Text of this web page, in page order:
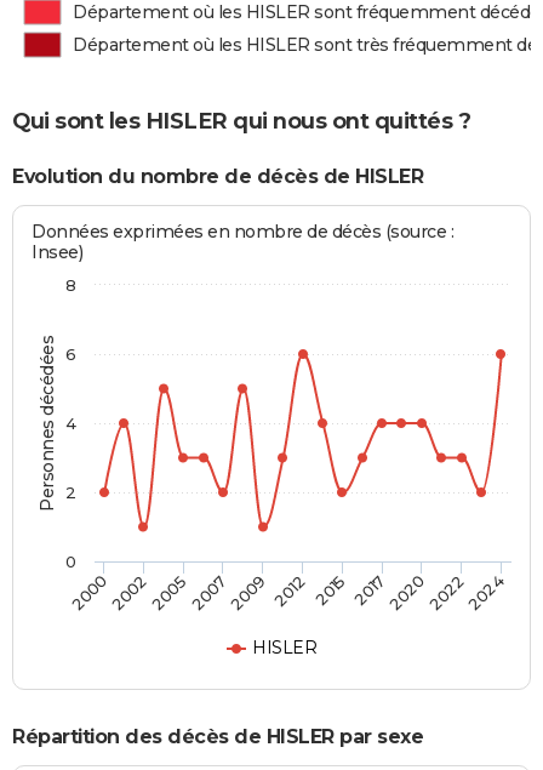
Département où les HISLER sont fréquemment
Département où les HISLER sont très fréquemment
Qui sont les HISLER qui nous ont quittés ?
Evolution du nombre de décès de HISLER
Personnes décédées
Données exprimées en nombre de décès (source :
Insee)
HISLER
20002002200520072009 2012 2015 2017202020222024
0
2
4
6
8
Répartition des décès de HISLER par sexe